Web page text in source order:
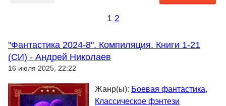
1 2
"Фантастика 2024-8". Компиляция. Книги 1-21
(СИ) - Андрей Николаев
16 июля 2025, 22:22
Жанр(ы): Боевая фантастика,
Классическое фэнтези